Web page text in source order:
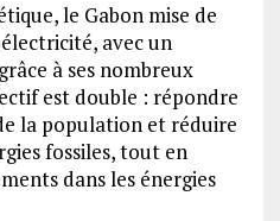
le Gabon mise de
avec un
à ses nombreux
est double : répondre
la population et réduire
fossiles, tout en
dans les énergies